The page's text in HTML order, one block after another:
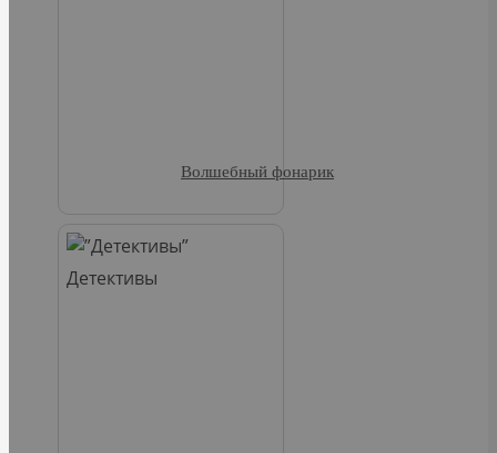
Детективы
Волшебный фонарик